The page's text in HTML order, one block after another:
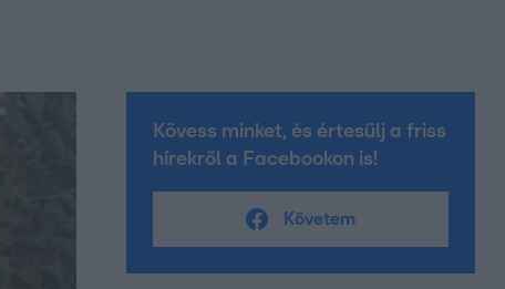
Kövess minket, és értesülj a friss
hírekről a Facebookon is!
Követem